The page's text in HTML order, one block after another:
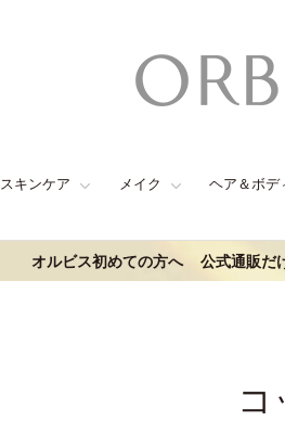
スキンケア メイク ヘア＆ボデ
オルビス初めての方へ 公式通販だ
コ